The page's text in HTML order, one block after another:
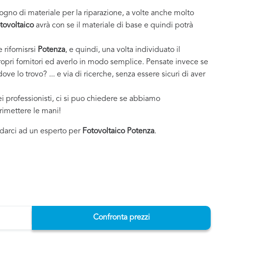
di materiale per la riparazione, a volte anche molto
avrà con se il materiale di base e quindi potrà
rifornisrsi Potenza, e quindi, una volta individuato il
fornitori ed averlo in modo semplice. Pensate invece se
lo trovo? ... e via di ricerche, senza essere sicuri di aver
professionisti, ci si puo chiedere se abbiamo
le mani!
ad un esperto per Fotovoltaico Potenza.
Confronta prezzi